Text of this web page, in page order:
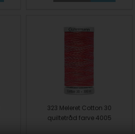
323 Meleret Cotton 30
quiltetråd farve 4005